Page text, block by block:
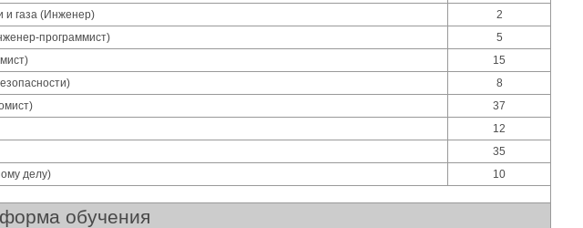
и газа (Инженер)
2
программист)
5
15
8
37
12
35
делу)
10
обучения